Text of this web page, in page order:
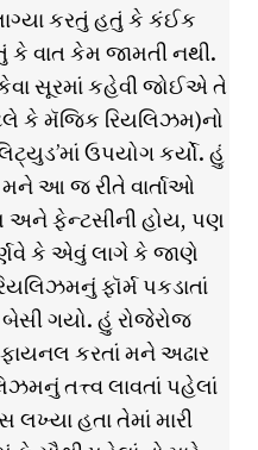
કરતું હતું કે કંઈક
વાત કેમ જામતી નથી.
સૂરમાં કહેવી જોઈએ તે
મૅજિક રિયલિઝમ)નો
ઉપયોગ કર્યો. હું
મને આ જ રીતે વાર્તાઓ
અને ફેન્ટસીની હોય, પણ
કે એવું લાગે કે જાણે
ફૉર્મ પકડાતાં
ગયો. હું રોજેરોજ
કરતાં મને અઢાર
તત્ત્વ લાવતાં પહેલાં
લખ્યા હતા તેમાં મારી